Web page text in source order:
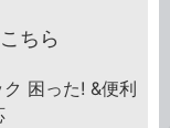
ちら
困った! &便利